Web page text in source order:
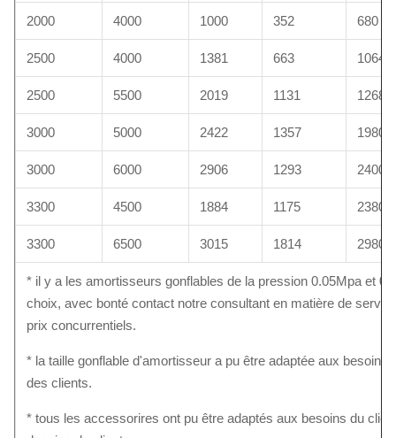
2000 4000 1000 352 680
2500 4000 1381 663 1064
2500 5500 2019 1131 1268
3000 5000 2422 1357 1980
3000 6000 2906 1293 2400
3300 4500 1884 1175 2380
3300 6500 3015 1814 2980
* il y a les amortisseurs gonflables de la pression 0.05Mpa et
choix, avec bonté contact notre consultant en matière de
prix concurrentiels.
* la taille gonflable d'amortisseur a pu être adaptée aux besoins
des clients.
* tous les accessorires ont pu être adaptés aux besoins du